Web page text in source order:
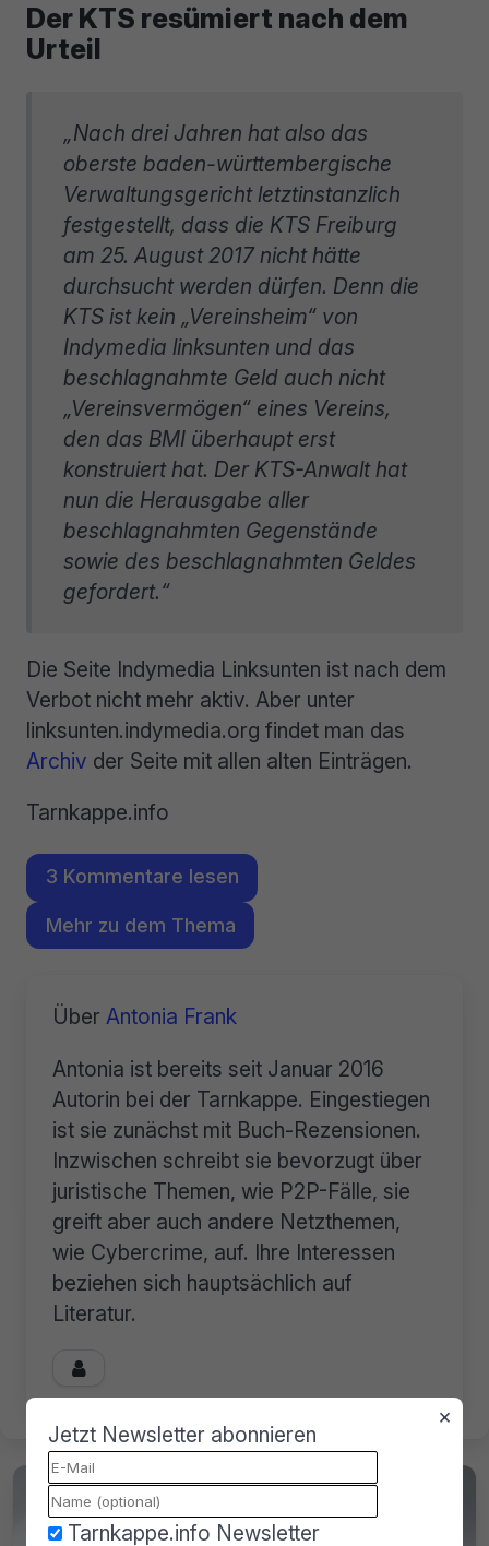
Der KTS resümiert nach dem
Urteil
„Nach drei Jahren hat also das
oberste baden-württembergische
Verwaltungsgericht letztinstanzlich
festgestellt, dass die KTS Freiburg
am 25. August 2017 nicht hätte
durchsucht werden dürfen. Denn die
KTS ist kein „Vereinsheim“ von
Indymedia linksunten und das
beschlagnahmte Geld auch nicht
„Vereinsvermögen“ eines Vereins,
den das BMI überhaupt erst
konstruiert hat. Der KTS-Anwalt hat
nun die Herausgabe aller
beschlagnahmten Gegenstände
sowie des beschlagnahmten Geldes
gefordert.“
Die Seite Indymedia Linksunten ist nach dem
Verbot nicht mehr aktiv. Aber unter
linksunten.indymedia.org findet man das
Archiv der Seite mit allen alten Einträgen.
Tarnkappe.info
3 Kommentare lesen
Mehr zu dem Thema
Über Antonia Frank
Antonia ist bereits seit Januar 2016
Autorin bei der Tarnkappe. Eingestiegen
ist sie zunächst mit Buch-Rezensionen.
Inzwischen schreibt sie bevorzugt über
juristische Themen, wie P2P-Fälle, sie
greift aber auch andere Netzthemen,
wie Cybercrime, auf. Ihre Interessen
beziehen sich hauptsächlich auf
Literatur.

×
Jetzt Newsletter abonnieren
Tarnkappe.info Newsletter